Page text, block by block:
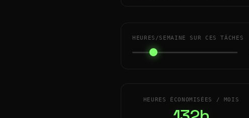
HEURES/SEMAINE SUR CES TÂCHES
HEURES ÉCONOMISÉES / MOIS